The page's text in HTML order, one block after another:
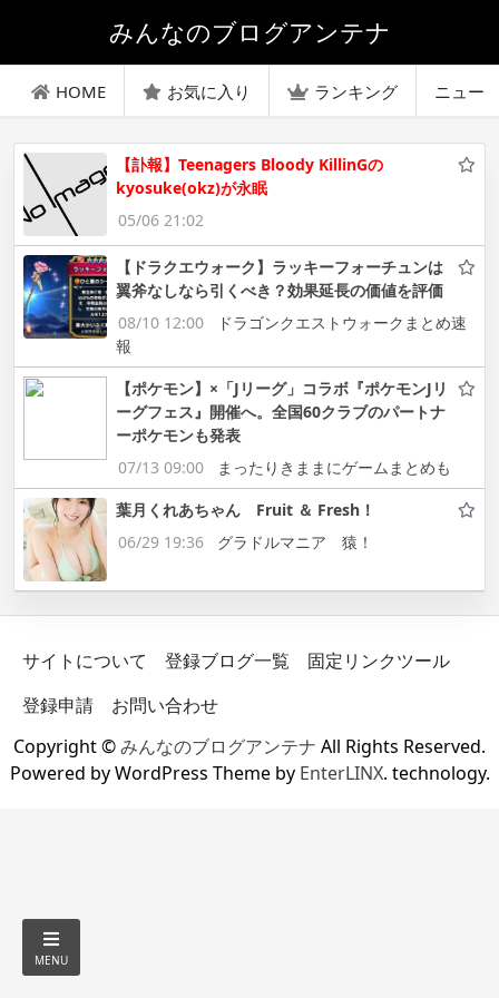
みんなのブログアンテナ
HOME お気に入り ランキング ニュー
【訃報】Teenagers Bloody KillinGの
kyosuke(okz)が永眠
05/06 21:02
【ドラクエウォーク】ラッキーフォーチュンは
翼斧なしなら引くべき？効果延長の価値を評価
08/10 12:00
ドラゴンクエストウォークまとめ速
報
【ポケモン】×「Jリーグ」コラボ『ポケモンJリ
ーグフェス』開催へ。全国60クラブのパートナ
ーポケモンも発表
07/13 09:00
まったりきままにゲームまとめも
葉月くれあちゃん Fruit ＆ Fresh！
06/29 19:36
グラドルマニア 猿！
サイトについて 登録ブログ一覧
固定リンクツール
登録申請
お問い合わせ
Copyright ©みんなのブログアンテナ All Rights Reserved.
Powered by WordPress Theme by EnterLINX. technology.
MENU